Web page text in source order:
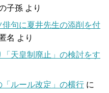
子孫 より
句に夏井先生の添削を付
匿名 より
天皇制廃止」の検討をす
「ルール改定」の横行 に